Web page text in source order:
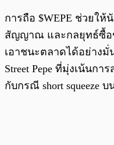
การถือ $WEPE ช่วยใ
สัญญาณ และกลยุทธ์ซื้อ
เอาชนะตลาดได้อย่าง
Street Pepe ที่มุ่งเน้นกา
กับกรณี short squeeze บ